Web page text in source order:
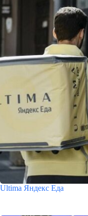
Ultima Яндекс Еда